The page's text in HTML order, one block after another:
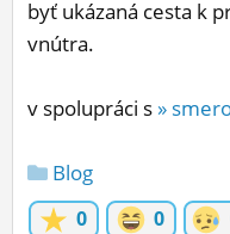
byť ukázaná cesta k
vnútra.
v spolupráci s »
Blog
0 0